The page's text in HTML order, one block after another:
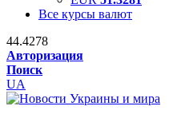
Все курсы валют
44.4278
Авторизация
Поиск
UA